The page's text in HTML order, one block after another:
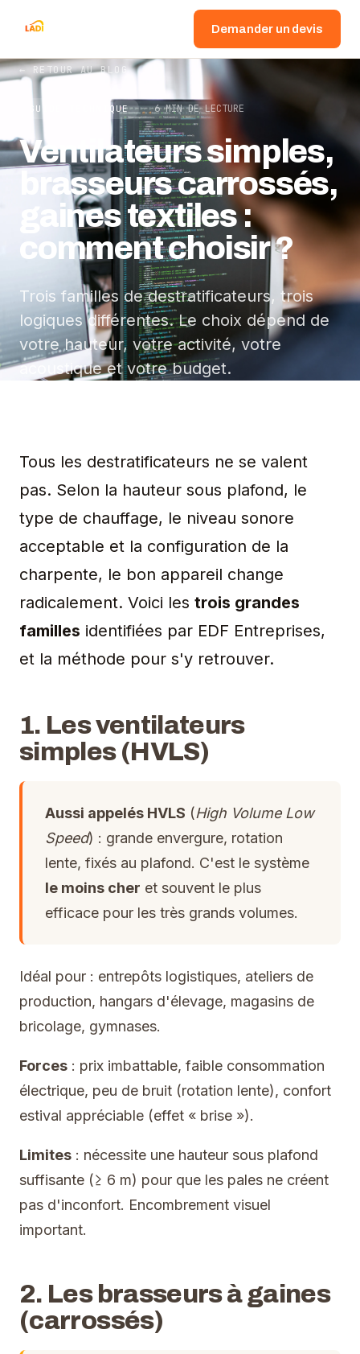
Demander un devis
← RETOUR AU BLOG
GUIDE TECHNIQUE 6 MIN DE LECTURE
Ventilateurs simples,
brasseurs carrossés,
gaines textiles :
comment choisir ?
Trois familles de destratificateurs, trois
logiques différentes. Le choix dépend de
votre hauteur, votre activité, votre
acoustique et votre budget.
Tous les destratificateurs ne se valent
pas. Selon la hauteur sous plafond, le
type de chauffage, le niveau sonore
acceptable et la configuration de la
charpente, le bon appareil change
radicalement. Voici les trois grandes
familles identifiées par EDF Entreprises,
et la méthode pour s'y retrouver.
1. Les ventilateurs
simples (HVLS)
Aussi appelés HVLS (High Volume Low
Speed) : grande envergure, rotation
lente, fixés au plafond. C'est le système
le moins cher et souvent le plus
efficace pour les très grands volumes.
Idéal pour : entrepôts logistiques, ateliers de
production, hangars d'élevage, magasins de
bricolage, gymnases.
Forces : prix imbattable, faible consommation
électrique, peu de bruit (rotation lente), confort
estival appréciable (effet « brise »).
Limites : nécessite une hauteur sous plafond
suffisante (≥ 6 m) pour que les pales ne créent
pas d'inconfort. Encombrement visuel
important.
2. Les brasseurs à gaines
(carrossés)